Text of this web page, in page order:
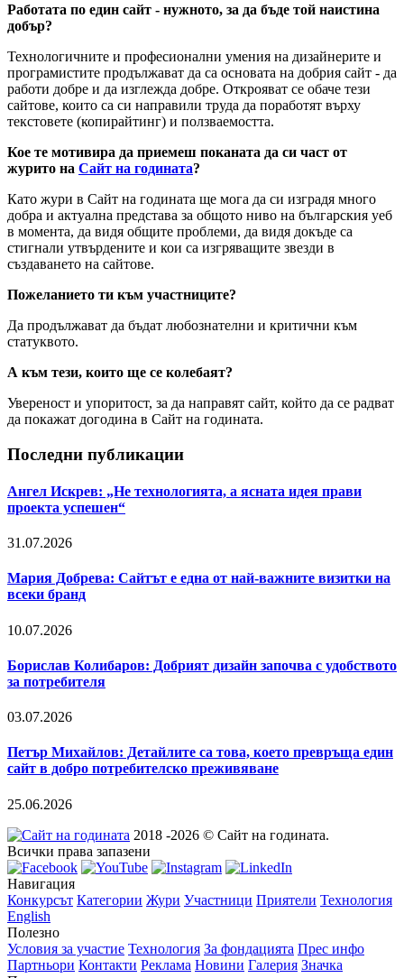
Работата по един сайт - нужното, за да бъде той наистина
добър?
Технологичните и професионални умения на дизайнерите и
програмистите продължават да са основата на добрия сайт - да
работи добре и да изглежда добре. Открояват се обаче тези
сайтове, които са си направили труда да поработят върху
текстовете (копирайтинг) и ползваемостта.
Кое те мотивира да приемеш поканата да си част от
журито на Сайт на годината?
Като жури в Сайт на годината ще мога да си изградя много
добра и актуална представа за общото ниво на българския уеб
в момента, да видя общите проблеми, да видя докъде са
стигнали утвърдените и кои са изгряващите звезди в
създаването на сайтове.
Пожеланието ти към участниците?
Да продължават да бъдат любознателни и критични към
статуквото.
А към тези, които ще се колебаят?
Увереност и упоритост, за да направят сайт, който да се радват
да покажат догодина в Сайт на годината.
Последни публикации
Ангел Искрев: „Не технологията, а ясната идея прави
проекта успешен“
31.07.2026
Мария Добрева: Сайтът е една от най-важните визитки на
всеки бранд
10.07.2026
Борислав Колибаров: Добрият дизайн започва с удобството
за потребителя
03.07.2026
Петър Михайлов: Детайлите са това, което превръща един
сайт в добро потребителско преживяване
25.06.2026
2018 -2026 © Сайт на годината.
Всички права запазени
Навигация
Конкурсът Категории Жури Участници Приятели Технология
English
Полезно
Условия за участие Технология За фондацията Прес инфо
Партньори Контакти Реклама Новини Галерия Значка